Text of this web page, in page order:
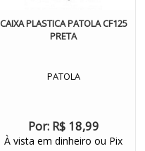
CAIXA PLASTICA PATOLA CF125
PRETA
PATOLA
Por: R$ 18,99
À vista em dinheiro ou Pix